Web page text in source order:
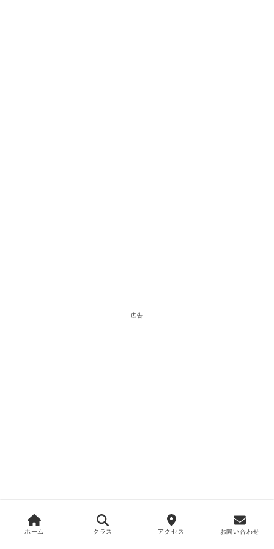
広告
ホーム クラス アクセス お問い合わせ